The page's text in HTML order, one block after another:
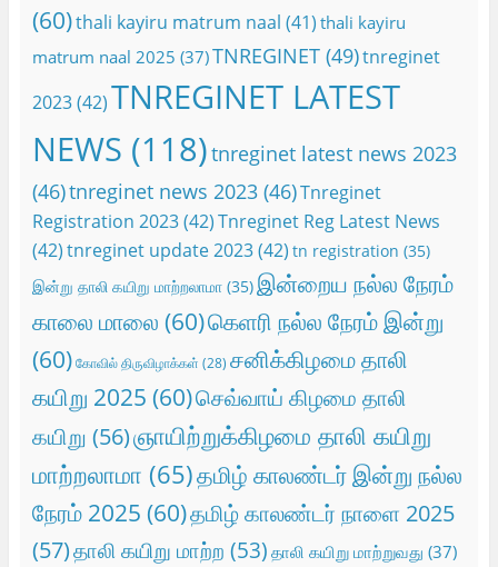
(60)thali kayiru matrum naal (41) thali kayiru
matrum naal 2025 (37)TNREGINET(49)tnreginet
2023(42)TNREGINET LATEST
NEWS (118)tnreginet latest news 2023
(46)tnreginet news 2023(46)Tnreginet
Registration 2023(42)Tnreginet Reg Latest News
(42)tnreginet update 2023(42) tn registration (35)
இன்று தாலி கயிறு மாற்றலாமா(35)இன்றைய நல்ல நேரம்
காலை மாலை (60)கெளரி நல்ல நேரம் இன்று
(60) கோவில் திருவிழாக்கள் (28) சனிக்கிழமை தாலி
கயிறு 2025 (60)செவ்வாய் கிழமை தாலி
கயிறு (56)ஞாயிற்றுக்கிழமை தாலி கயிறு
மாற்றலாமா (65)தமிழ் காலண்டர் இன்று நல்ல
நேரம் 2025 (60)தமிழ் காலண்டர் நாளை 2025
(57)தாலி கயிறு மாற்ற (53) தாலி கயிறு மாற்றுவது (37)